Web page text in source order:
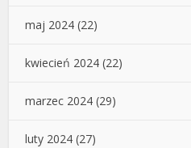
maj 2024 (22)
kwiecień 2024 (22)
marzec 2024 (29)
luty 2024 (27)